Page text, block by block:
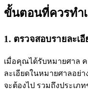
ขั้นตอนที่ควรทำ
1. ตรวจสอบรายละเ
เมื่อคุณได้รับหมายศาล ค
ละเอียดในหมายศาลอย่า
จะต้องไป รวมถึงประเภ